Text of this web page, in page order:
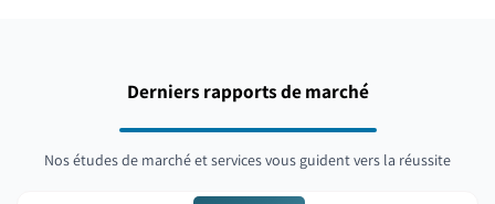
Derniers rapports de marché
Nos études de marché et services vous guident vers la réussite